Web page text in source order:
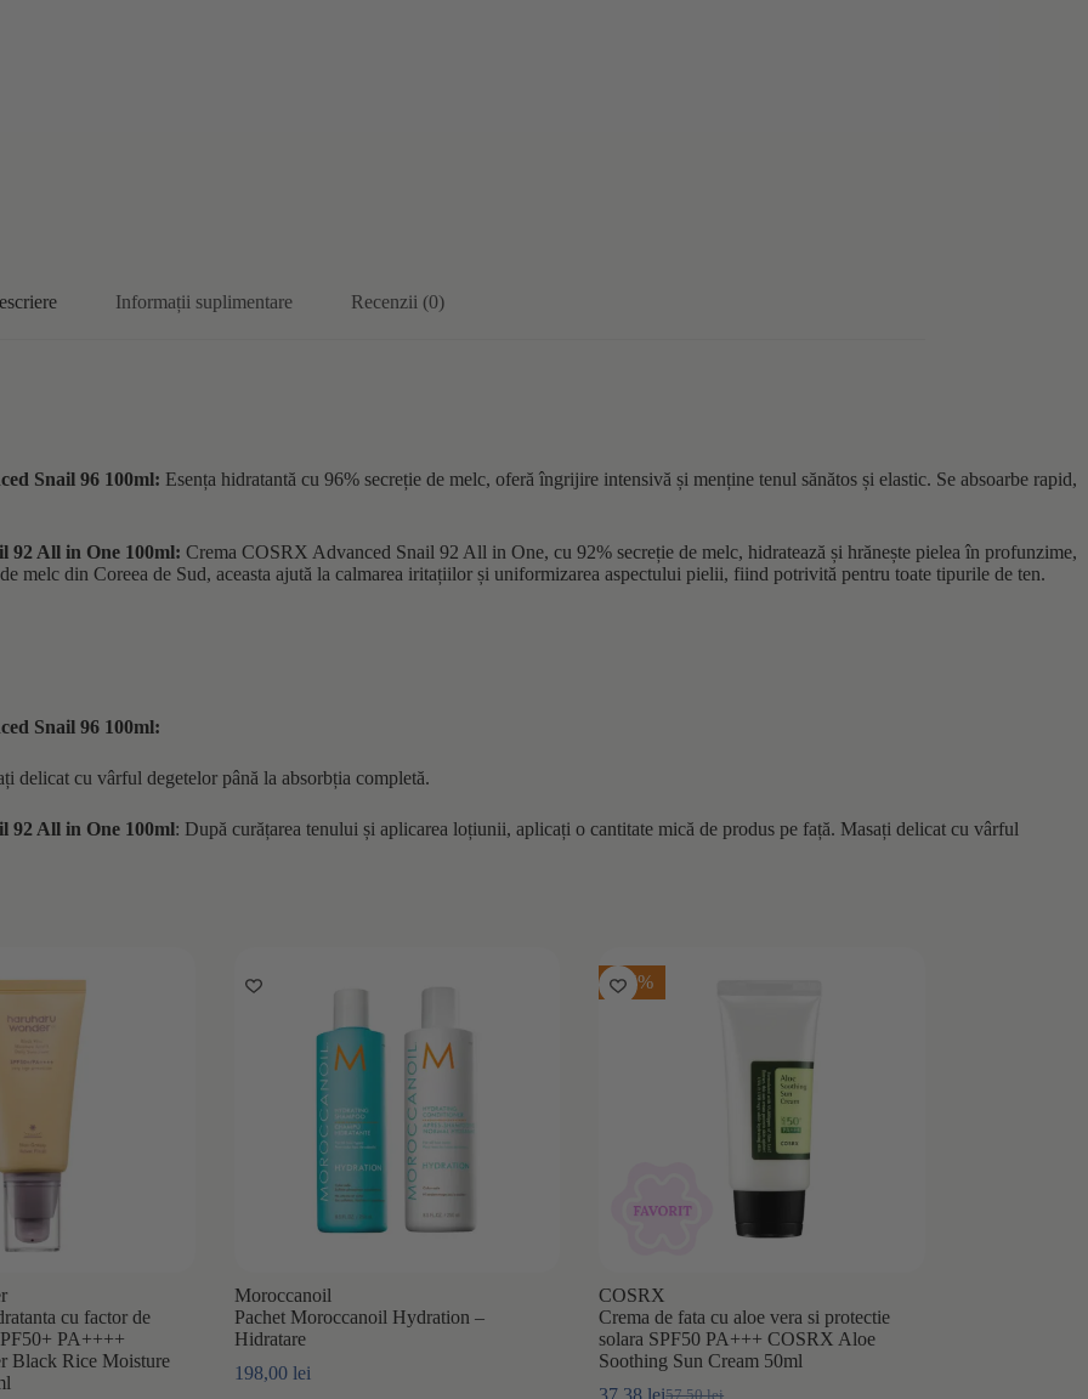
Informații suplimentare Recenzii (0)
Snail 96 100ml: Esența hidratantă cu 96% secreție de melc, oferă îngrijire intensivă și menține tenul sănătos și elastic. Se absoarbe rapid,
92 All in One 100ml: Crema COSRX Advanced Snail 92 All in One, cu 92% secreție de melc, hidratează și hrănește pielea în profunzime,
melc din Coreea de Sud, aceasta ajută la calmarea iritațiilor și uniformizarea aspectului pielii, fiind potrivită pentru toate tipurile de ten.
Snail 96 100ml:
delicat cu vârful degetelor până la absorbția completă.
92 All in One 100ml: După curățarea tenului și aplicarea loțiunii, aplicați o cantitate mică de produs pe față. Masați delicat cu vârful
cu factor de
PA++++
Black Rice Moisture
Moroccanoil
Pachet Moroccanoil Hydration –
Hidratare
198,00 lei
-35%
COSRX
Crema de fata cu aloe vera si protectie
solara SPF50 PA+++ COSRX Aloe
Soothing Sun Cream 50ml
57,50lei